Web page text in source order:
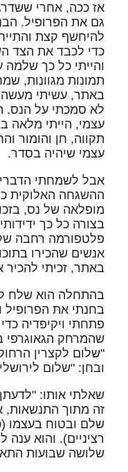
אז ככה, אחרי
גם את הפרופיל.
להיחשף קצת
כדי לכבד את הצד
והייתי כל כך
תמונות מגוונות,
באתר, עשיתי
לא סמכתי על הנס.
עצמי, הייתי מלאה
תקווה, חן והומור
עצמי שיהיה בסדר.
אבל לשמחתי
ההשגחה האלוקית
מופלאה של נס,
בצורה כל כך
פלטפורמה רחבה של
אנשים שהכירו
באתר, זכיתי להכיר
בהתחלה הוא שלח
בחנתי את הפרופיל
פתחתי ויקיפדיה
שהמרחק הגאוגרפי
"שלום לקצרין
ובחן: "שלום
שאלתי אותו:
זה מתוך התנשאות,
שלם ובטוח בעצמו
רציניים). והוא ענה
שלושה שבועות